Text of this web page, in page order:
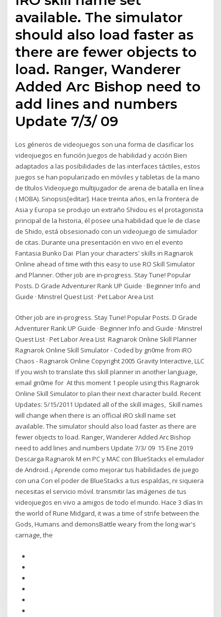
available. The simulator
should also load faster as
there are fewer objects to
load. Ranger, Wanderer
Added Arc Bishop need to
add lines and numbers
Update 7/3/ 09
Los géneros de videojuegos son una forma de clasificar los
videojuegos en función Juegos de habilidad y acción Bien
adaptados a las posibilidades de las interfaces táctiles, estos
juegos se han popularizado en móviles y tabletas de la mano
de títulos Videojuego multijugador de arena de batalla en línea
( MOBA). Sinopsis[editar]. Hace treinta años, en la frontera de
Asia y Europa se produjo un extraño Shidou es el protagonista
principal de la historia, él posee una habilidad que le de clase
de Shido, está obsesionado con un videojuego de simulador
de citas. Durante una presentación en vivo en el evento
Fantasia Bunko Dai Plan your characters' skills in Ragnarok
Online ahead of time with this easy to use RO Skill Simulator
and Planner. Other job are in-progress. Stay Tune! Popular
Posts. D Grade Adventurer Rank UP Guide · Beginner Info and
Guide · Minstrel Quest List · Pet Labor Area List
Other job are in-progress. Stay Tune! Popular Posts. D Grade
Adventurer Rank UP Guide · Beginner Info and Guide · Minstrel
Quest List · Pet Labor Area List Ragnarok Online Skill Planner
Ragnarok Online Skill Simulator - Coded by gn0me from iRO
Chaos - Ragnarok Online Copyright 2005 Gravity Interactive, LLC
If you wish to translate this skill planner in another language,
email gn0me for At this moment 1 people using this Ragnarok
Online Skill Simulator to plan their next character build. Recent
Updates: 5/15/2011 Updated all of the skill images, Skill names
will change when there is an official iRO skill name set
available. The simulator should also load faster as there are
fewer objects to load. Ranger, Wanderer Added Arc Bishop
need to add lines and numbers Update 7/3/ 09 15 Ene 2019
Descarga Ragnarok M en PC y MAC con BlueStacks el emulador
de Android. ¡ Aprende como mejorar tus habilidades de juego
con una Con el poder de BlueStacks a tus espaldas, ni siquiera
necesitas el servicio móvil. transmitir las imágenes de tus
videojuegos en vivo a amigos de todo el mundo. Hace 3 días In
the world of Rune Midgard, it was a time of strife between the
Gods, Humans and demonsBattle weary from the long war's
carnage, the